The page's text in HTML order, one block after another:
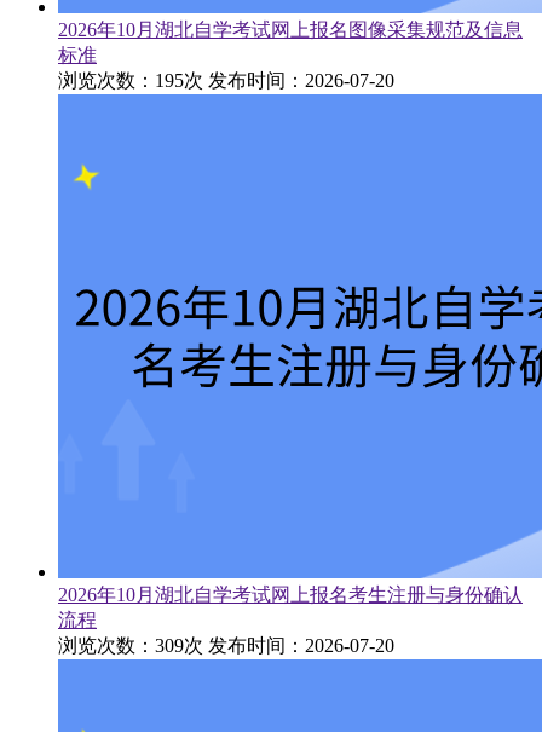
2026年10月湖北自学考试网上报名图像采集规范及信息
标准
浏览次数：195次 发布时间：2026-07-20
2026年10月湖北自学考试网上报名考生注册与身份确认
流程
浏览次数：309次 发布时间：2026-07-20